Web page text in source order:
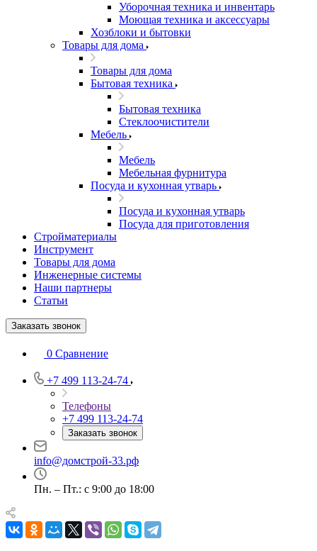
Уборочная техника и инвентарь
Моющая техника и аксессуары
Хозблоки и бытовки
Товары для дома
Товары для дома
Бытовая техника
Бытовая техника
Стеклоочистители
Мебель
Мебель
Мебельная фурнитура
Посуда и кухонная утварь
Посуда и кухонная утварь
Посуда для приготовления
Стройматериалы
Инструмент
Товары для дома
Инженерные системы
Наши партнеры
Статьи
Заказать звонок
0 Сравнение
+7 499 113-24-74
Телефоны
+7 499 113-24-74
Заказать звонок
info@домстрой-33.рф
Пн. – Пт.: с 9:00 до 18:00